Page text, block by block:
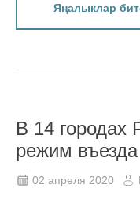
Яңалыклар
В 14 городах
режим
02 апреля 2020